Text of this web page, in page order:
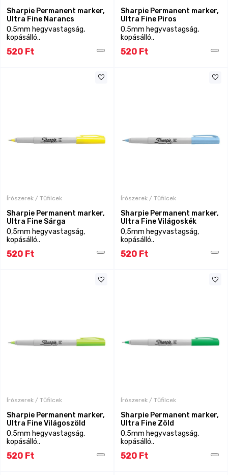
Sharpie Permanent marker,
Ultra Fine Narancs
0,5mm hegyvastagság,
kopásálló..
520 Ft
Sharpie Permanent marker,
Ultra Fine Piros
0,5mm hegyvastagság,
kopásálló..
520 Ft
Írószerek / Tűfilcek
Sharpie Permanent marker,
Ultra Fine Sárga
0,5mm hegyvastagság,
kopásálló..
520 Ft
Írószerek / Tűfilcek
Sharpie Permanent marker,
Ultra Fine Világoskék
0,5mm hegyvastagság,
kopásálló..
520 Ft
Írószerek / Tűfilcek
Sharpie Permanent marker,
Ultra Fine Világoszöld
0,5mm hegyvastagság,
kopásálló..
520 Ft
Írószerek / Tűfilcek
Sharpie Permanent marker,
Ultra Fine Zöld
0,5mm hegyvastagság,
kopásálló..
520 Ft